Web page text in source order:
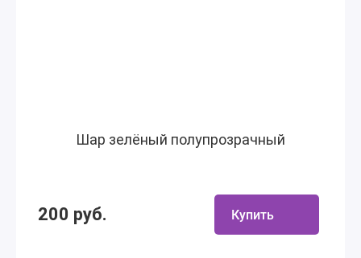
Шар зелёный полупрозрачный
200 руб. Купить